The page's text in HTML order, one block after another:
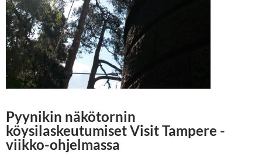
Pyynikin näkötornin
köysilaskeutumisetVisit Tampere -
viikko-ohjelmassa